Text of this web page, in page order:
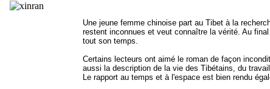
Une jeune femme chinoise part au Tibet à la
restent inconnues et veut connaître la vérité. Au
tout son temps.
Certains lecteurs ont aimé le roman de façon
aussi la description de la vie des Tibétains, du
Le rapport au temps et à l'espace est bien rendu